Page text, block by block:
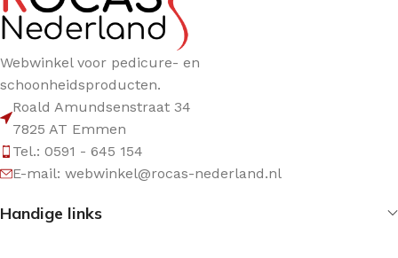
Webwinkel voor pedicure- en
schoonheidsproducten.
Roald Amundsenstraat 34
7825 AT Emmen
Tel.: 0591 - 645 154
E-mail: webwinkel@rocas-nederland.nl
Handige links